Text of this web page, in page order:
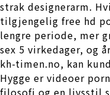
strak designerarm.
tilgjengelig free hd
lengre periode, mer
sex 5 virkedager, og
kh-timen.no, kan
Hygge er videoer
filosofi og en livsstil